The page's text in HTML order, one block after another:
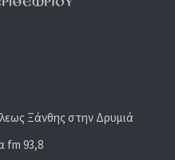
Ξάνθης στην Δρυμιά
fm 93,8